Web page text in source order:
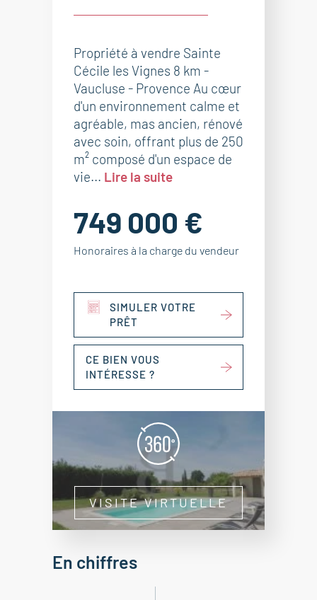
Propriété à vendre Sainte
Cécile les Vignes 8 km -
Vaucluse - Provence Au cœur
d'un environnement calme et
agréable, mas ancien, rénové
avec soin, offrant plus de 250
m² composé d'un espace de
vie... Lire la suite
749 000 €
Honoraires à la charge du vendeur
SIMULER VOTRE
PRÊT
CE BIEN VOUS
INTÉRESSE ?
VISITE VIRTUELLE
En chiffres